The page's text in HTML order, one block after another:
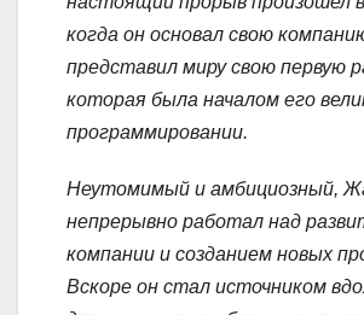
когда он основал свою
представил миру свою первую
которая была началом его
программировании.
Неутомимый и амбициозный,
непрерывно работал над
компании и созданием новых
Вскоре он стал источником